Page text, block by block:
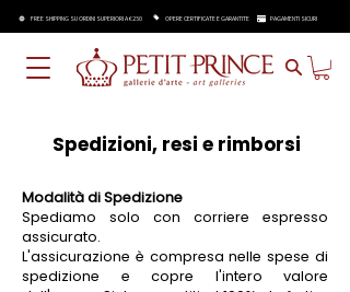
FREE SHIPPING SU ORDINI SUPERIORI A €250 OPERE CERTIFICATE E GARANTITE PAGAMENTI SICURI
Spedizioni, resi e rimborsi
Modalità di Spedizione
Spediamo solo con corriere espresso
assicurato.
L'assicurazione è compresa nelle spese di
spedizione e copre l'intero valore